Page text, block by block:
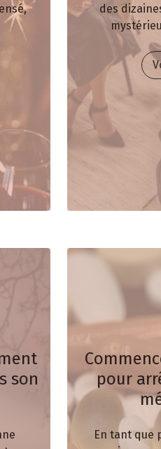
des
son
pour
En tant que